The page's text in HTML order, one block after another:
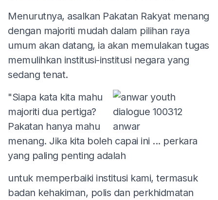
Menurutnya, asalkan Pakatan Rakyat menang
dengan majoriti mudah dalam pilihan raya
umum akan datang, ia akan memulakan tugas
memulihkan institusi-institusi negara yang
sedang tenat.
"Siapa kata kita mahu
majoriti dua pertiga?
Pakatan hanya mahu
menang. Jika kita boleh capai ini ... perkara
yang paling penting adalah
untuk memperbaiki institusi kami, termasuk
badan kehakiman, polis dan perkhidmatan